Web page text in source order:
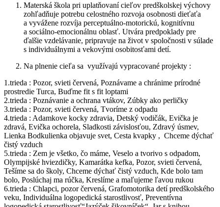
Materská škola pri uplatňovaní cieľov predškolskej výchovy
zohľadňuje potrebu celostného rozvoja osobnosti dieťaťa
a vyvážene rozvíja perceptuálno-motorickú, kognitívnu
a sociálno-emocionálnu oblasť. Utvára predpoklady pre
ďalšie vzdelávanie, pripravuje na život v spoločnosti v súlade
s individuálnymi a vekovými osobitosťami detí.
Na plnenie cieľa sa využívajú vypracované projekty :
1.trieda : Pozor, svieti červená, Poznávame a chránime prírodné
prostredie Turca, Buďme fit s fit loptami
2.trieda : Poznávanie a ochrana vtákov, Zúbky ako perličky
3.trieda : Pozor, svieti červená, Tvoríme z odpadu
4.trieda : Adamkove kocky zdravia, Detský vodičák, Evička je
zdravá, Evička ochorela, Sladkosti závislosťou, Zdravý úsmev,
Lienka Bodkulienka objavuje svet, Cesta kvapky , Chceme dýchať
čistý vzduch
5.trieda : Zem je všetko, čo máme, Veselo a tvorivo s odpadom,
Olympijské hviezdičky, Kamarátka kefka, Pozor, svieti červená,
Tešíme sa do školy, Chceme dýchať čistý vzduch, Kde bolo tam
bolo, Poslúchaj ma rúčka, Kreslíme a maľujeme ľavou rukou
6.trieda : Chlapci, pozor červená, Grafomotorika detí predškolského
veku, Individuálna logopedická starostlivosť, Preventívna